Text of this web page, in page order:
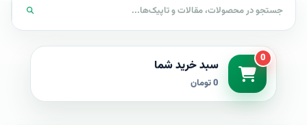
0 سبد خرید شما
0 تومان